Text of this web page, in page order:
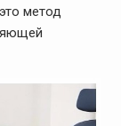
метод